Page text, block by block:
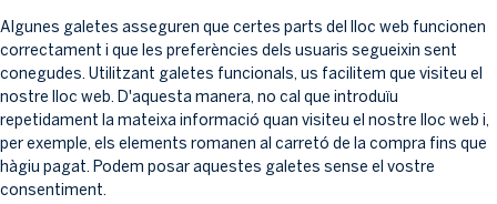
Algunes galetes asseguren que certes parts del lloc web funcionen
correctament i que les preferències dels usuaris segueixin sent
conegudes. Utilitzant galetes funcionals, us facilitem que visiteu el
nostre lloc web. D'aquesta manera, no cal que introduïu
repetidament la mateixa informació quan visiteu el nostre lloc web i,
per exemple, els elements romanen al carretó de la compra fins que
hàgiu pagat. Podem posar aquestes galetes sense el vostre
consentiment.